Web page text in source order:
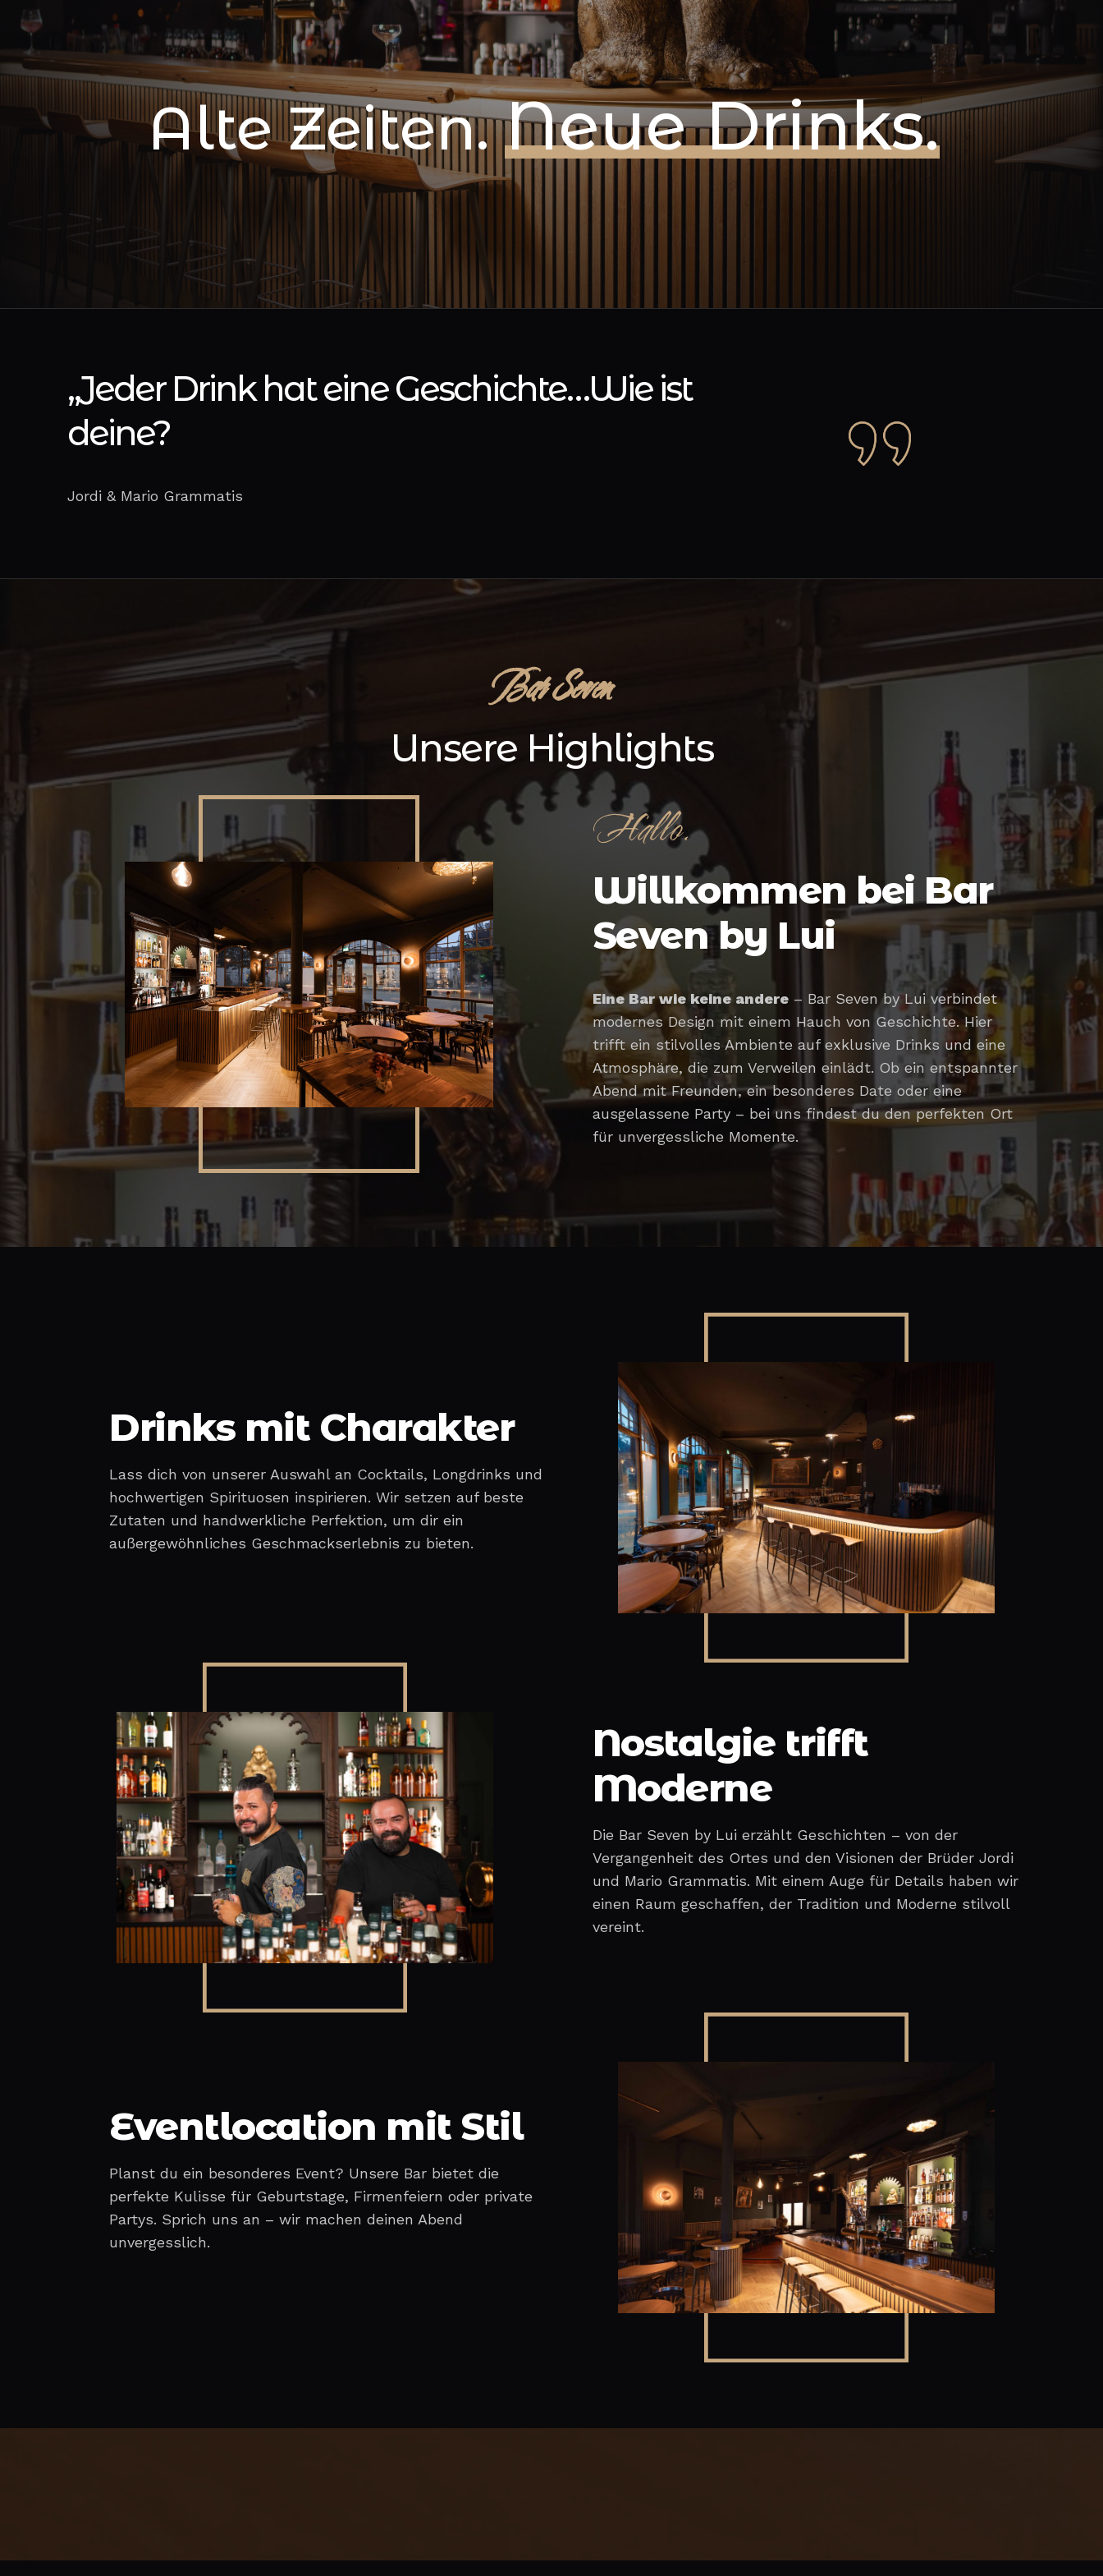
Alte Zeiten.Neue Drinks.
„Jeder Drink hat eine Geschichte…Wie ist
deine?
Jordi & Mario Grammatis
Bar Seven
Unsere Highlights
Hallo.
Willkommen bei Bar
Seven by Lui
Eine Bar wie keine andere– Bar Seven by Lui verbindet
modernes Design mit einem Hauch von Geschichte. Hier
trifft ein stilvolles Ambiente auf exklusive Drinks und eine
Atmosphäre, die zum Verweilen einlädt. Ob ein entspannter
Abend mit Freunden, ein besonderes Date oder eine
ausgelassene Party – bei uns findest du den perfekten Ort
für unvergessliche Momente.
Drinks mit Charakter
Lass dich von unserer Auswahl an Cocktails, Longdrinks und
hochwertigen Spirituosen inspirieren. Wir setzen auf beste
Zutaten und handwerkliche Perfektion, um dir ein
außergewöhnliches Geschmackserlebnis zu bieten.
Nostalgie trifft
Moderne
Die Bar Seven by Lui erzählt Geschichten – von der
Vergangenheit des Ortes und den Visionen der Brüder Jordi
und Mario Grammatis. Mit einem Auge für Details haben wir
einen Raum geschaffen, der Tradition und Moderne stilvoll
vereint.
Eventlocation mit Stil
Planst du ein besonderes Event? Unsere Bar bietet die
perfekte Kulisse für Geburtstage, Firmenfeiern oder private
Partys. Sprich uns an – wir machen deinen Abend
unvergesslich.